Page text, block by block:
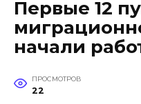
Первые 12
начали
ПРОСМОТРОВ
22